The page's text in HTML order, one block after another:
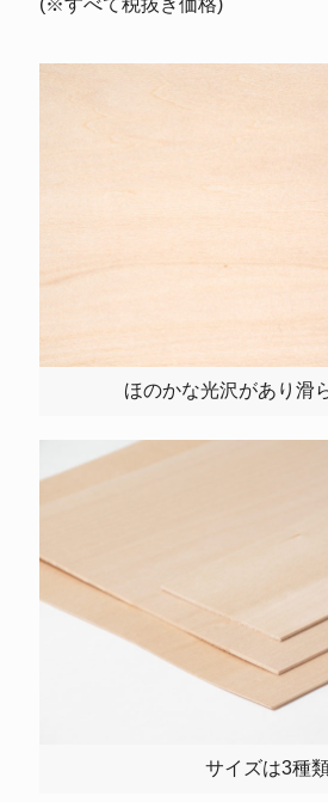
ほのかな光沢があり滑
サイズは3種